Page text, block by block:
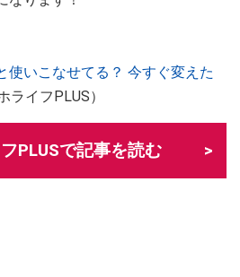
使いこなせてる？ 今すぐ変えた
ライフPLUS）
PLUSで記事を読む